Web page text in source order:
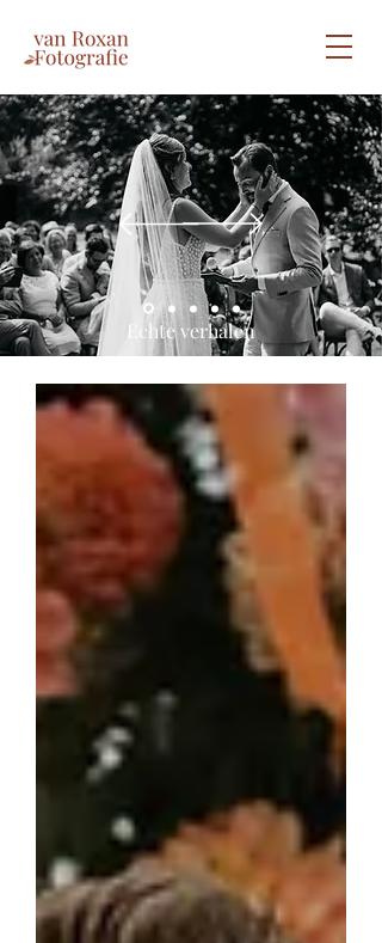
Echte verhalen